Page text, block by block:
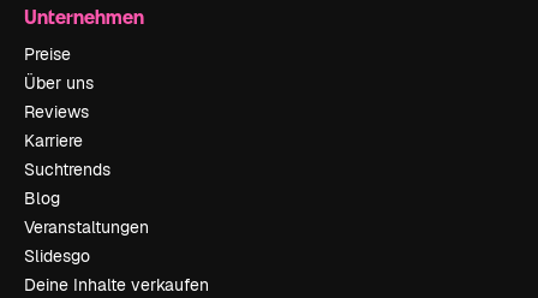
Unternehmen
Preise
Über uns
Reviews
Karriere
Suchtrends
Blog
Veranstaltungen
Slidesgo
Deine Inhalte verkaufen